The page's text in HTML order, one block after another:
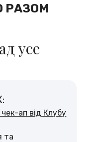
РАЗОМ
усе
ап від Клубу
та